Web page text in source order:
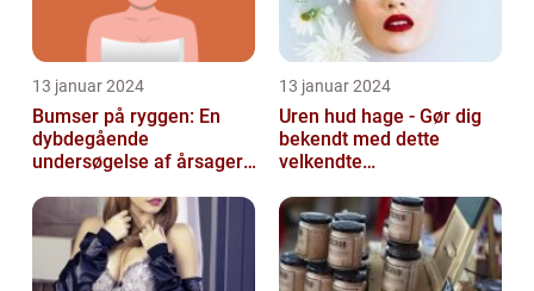
13 januar 2024
Bumser på ryggen: En
dybdegående
undersøgelse af årsager,
forebyggelse
13 januar 2024
Uren hud hage - Gør dig
bekendt med dette
velkendte